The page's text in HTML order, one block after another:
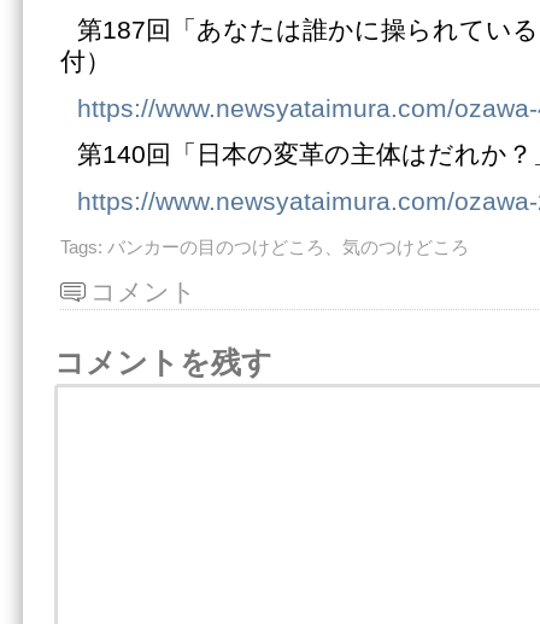
第187回「あなたは誰かに操られてい
付）
https://www.newsyataimura.com/
第140回「日本の変革の主体はだれか
https://www.newsyataimura.com/
Tags: バンカーの目のつけどころ、気のつけどころ
コメント
コメントを残す